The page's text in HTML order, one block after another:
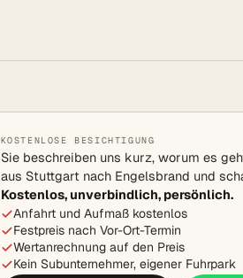
KOSTENLOSE BESICHTIGUNG
Sie beschreiben uns kurz, worum es
aus Stuttgart nach Engelsbrand und
Kostenlos, unverbindlich, persönlich.
Anfahrt und Aufmaß kostenlos
Festpreis nach Vor-Ort-Termin
Wertanrechnung auf den Preis
Kein Subunternehmer, eigener Fuhrpark